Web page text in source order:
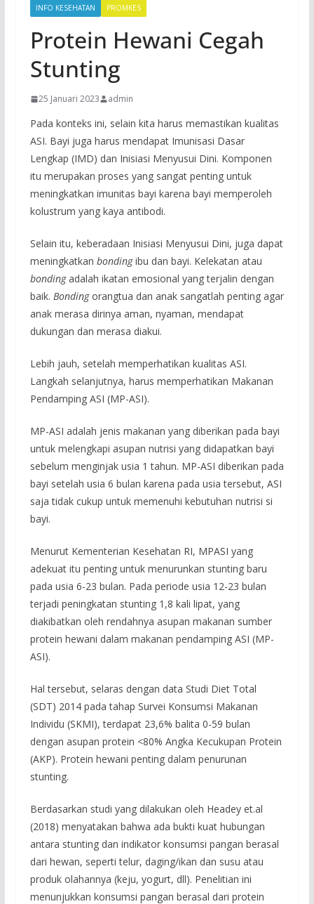
INFO KESEHATAN PROMKES
Protein Hewani Cegah
Stunting
25 Januari 2023 admin
Pada konteks ini, selain kita harus memastikan kualitas
ASI. Bayi juga harus mendapat Imunisasi Dasar
Lengkap (IMD) dan Inisiasi Menyusui Dini. Komponen
itu merupakan proses yang sangat penting untuk
meningkatkan imunitas bayi karena bayi memperoleh
kolustrum yang kaya antibodi.
Selain itu, keberadaan Inisiasi Menyusui Dini, juga dapat
meningkatkan bondingibu dan bayi. Kelekatan atau
bondingadalah ikatan emosional yang terjalin dengan
baik. Bondingorangtua dan anak sangatlah penting agar
anak merasa dirinya aman, nyaman, mendapat
dukungan dan merasa diakui.
Lebih jauh, setelah memperhatikan kualitas ASI.
Langkah selanjutnya, harus memperhatikan Makanan
Pendamping ASI (MP-ASI).
MP-ASI adalah jenis makanan yang diberikan pada bayi
untuk melengkapi asupan nutrisi yang didapatkan bayi
sebelum menginjak usia 1 tahun. MP-ASI diberikan pada
bayi setelah usia 6 bulan karena pada usia tersebut, ASI
saja tidak cukup untuk memenuhi kebutuhan nutrisi si
bayi.
Menurut Kementerian Kesehatan RI, MPASI yang
adekuat itu penting untuk menurunkan stunting baru
pada usia 6-23 bulan. Pada periode usia 12-23 bulan
terjadi peningkatan stunting 1,8 kali lipat, yang
diakibatkan oleh rendahnya asupan makanan sumber
protein hewani dalam makanan pendamping ASI (MP-
ASI).
Hal tersebut, selaras dengan data Studi Diet Total
(SDT) 2014 pada tahap Survei Konsumsi Makanan
Individu (SKMI), terdapat 23,6% balita 0-59 bulan
dengan asupan protein <80% Angka Kecukupan Protein
(AKP). Protein hewani penting dalam penurunan
stunting.
Berdasarkan studi yang dilakukan oleh Headey et.al
(2018) menyatakan bahwa ada bukti kuat hubungan
antara stunting dan indikator konsumsi pangan berasal
dari hewan, seperti telur, daging/ikan dan susu atau
produk olahannya (keju, yogurt, dll). Penelitian ini
menunjukkan konsumsi pangan berasal dari protein